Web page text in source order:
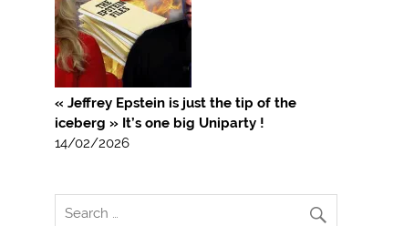
« Jeffrey Epstein is just the tip of the
iceberg » It’s one big Uniparty !
14/02/2026